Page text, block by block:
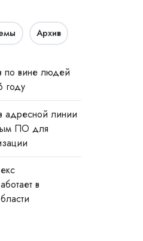
Архив
по вине людей
году
адресной линии
ПО для
в